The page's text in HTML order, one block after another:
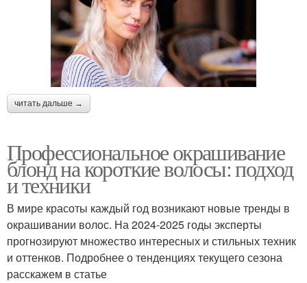
читать дальше →
Профессиональное окрашивание
блонд на короткие волосы: подход
и техники
В мире красоты каждый год возникают новые тренды в
окрашивании волос. На 2024-2025 годы эксперты
прогнозируют множество интересных и стильных техник
и оттенков. Подробнее о тенденциях текущего сезона
расскажем в статье